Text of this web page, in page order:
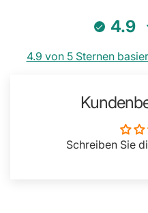
4.9
4.9 von 5 Sternen
Schreiben Sie